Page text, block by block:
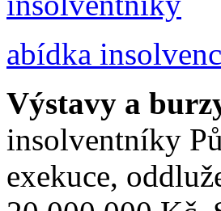
abídka
Výstavy a
insolventníky
exekuce,